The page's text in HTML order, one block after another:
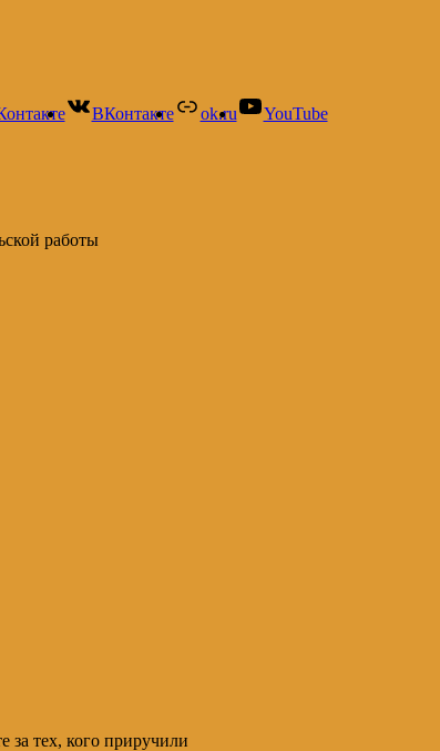
ВКонтакте ok.ru YouTube
работы
за тех, кого приручили